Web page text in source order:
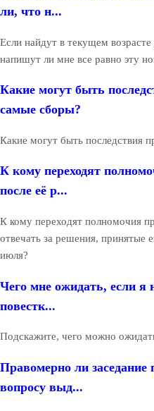
ли, что н...
Если найдут в текущем
напишут ли мне все равно эту
Какие могут быть
самые сборы?
Какие могут быть последствия
К кому переходят
после её р...
К кому переходят полномочия
отвечать за решения, принятые
июля?
Чего мне ожидать, если я
повестк...
Подскажите, чего можно
Правомерно ли
вопросу выд...